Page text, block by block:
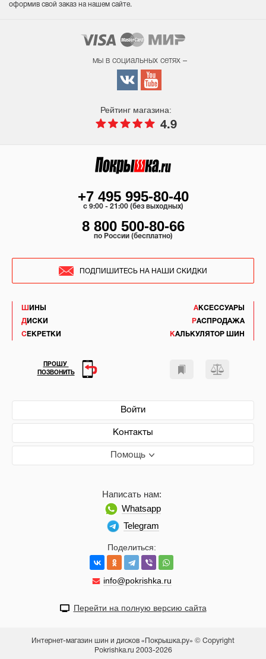
оформив свой заказ на нашем сайте.
мы в социальных сетях –
Рейтинг магазина:
4.9
ШИНЫ
ДИСКИ
СЕКРЕТКИ
АКСЕССУАРЫ
РАСПРОДАЖА
КАЛЬКУЛЯТОР ШИН
Войти
Контакты
Помощь
Поделиться:
info@pokrishka.ru
Написать нам:
Whatsapp
Telegram
+7 495 995-80-40
c 9:00 - 21:00 (без выходных)
8 800 500-80-66
по России (бесплатно)
ПОДПИШИТЕСЬ НА НАШИ СКИДКИ
ПРОШУ
ПОЗВОНИТЬ
Перейти на полную версию сайта
Интернет-магазин шин и дисков «Покрышка.ру» © Copyright
Pokrishka.ru 2003-2026